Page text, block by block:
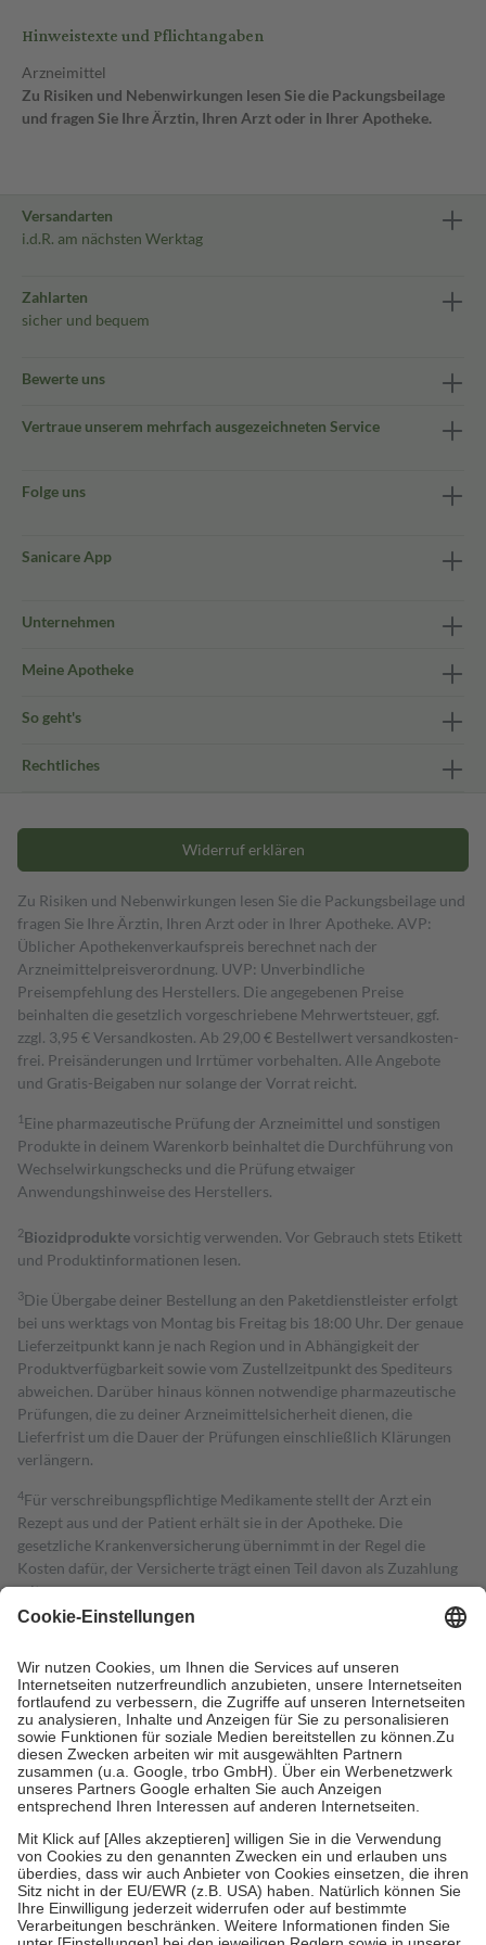
Hinweistexte und Pflichtangaben
Arzneimittel
Zu Risiken und Nebenwirkungen lesen Sie die Packungsbeilage
und fragen Sie Ihre Ärztin, Ihren Arzt oder in Ihrer Apotheke.
Versandarten
i.d.R. am nächsten Werktag
Zahlarten
sicher und bequem
Bewerte uns
Vertraue unserem mehrfach ausgezeichneten Service
Folge uns
Sanicare App
Unternehmen
Meine Apotheke
So geht's
Rechtliches
Widerruf erklären
Zu Risiken und Nebenwirkungen lesen Sie die Packungsbeilage und
fragen Sie Ihre Ärztin, Ihren Arzt oder in Ihrer Apotheke. AVP:
Üblicher Apothekenverkaufspreis berechnet nach der
Arzneimittelpreisverordnung. UVP: Unverbindliche
Preisempfehlung des Herstellers. Die angegebenen Preise
beinhalten die gesetzlich vorgeschriebene Mehrwertsteuer, ggf.
zzgl. 3,95 € Versandkosten. Ab 29,00 € Bestell­wert versand­kosten­
frei. Preisänderungen und Irrtümer vorbehalten. Alle Angebote
und Gratis-Beigaben nur solange der Vorrat reicht.
1 Eine pharmazeutische Prüfung der Arzneimittel und sonstigen
Produkte in deinem Warenkorb beinhaltet die Durchführung von
Wechselwirkungschecks und die Prüfung etwaiger
Anwendungshinweise des Herstellers.
2Biozidproduktevorsichtig verwenden. Vor Gebrauch stets Etikett
und Produktinformationen lesen.
3Die Übergabe deiner Bestellung an den Paketdienstleister erfolgt
bei uns werktags von Montag bis Freitag bis 18:00 Uhr. Der genaue
Lieferzeitpunkt kann je nach Region und in Abhängigkeit der
Produktverfügbarkeit sowie vom Zustellzeitpunkt des Spediteurs
abweichen. Darüber hinaus können notwendige pharmazeutische
Prüfungen, die zu deiner Arzneimittelsicherheit dienen, die
Lieferfrist um die Dauer der Prüfungen einschließlich Klärungen
verlängern.
4Für verschreibungspflichtige Medikamente stellt der Arzt ein
Rezept aus und der Patient erhält sie in der Apotheke. Die
gesetzliche Krankenversicherung übernimmt in der Regel die
Kosten dafür, der Versicherte trägt einen Teil davon als Zuzahlung
mit.
Grundsätzlich leisten Mitglieder Zuzahlungen in Höhe von zehn
höchstens zehn Euro.
Es sind jedoch nie mehr als die tatsächlichen
Kosten der Leistung zu entrichten.
Diese Regeln gelten grundsätzlich auch für Online-Apotheken.
Bei Heilmitteln und häuslicher Krankenpflege beträgt die
Zuzahlung zehn Prozent der Kosten sowie zehn Euro je
Verordnung.
Um das Engagement der Versicherten für ihre eigene Gesundheit zu
stärken und die besondere Stellung der Familie zu unterstützen,
fallenkeine Zuzahlungenan bei:
• Kindern und Jugendlichen bis zum vollendeten 18. Lebensjahr
mit Ausnahme der Fahrkosten
• Untersuchungen zur Vorsorge und Früherkennung, die von der
GKV getragen werden